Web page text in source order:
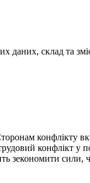
склад та
конфлікту
конфлікт у
зекономити сили,